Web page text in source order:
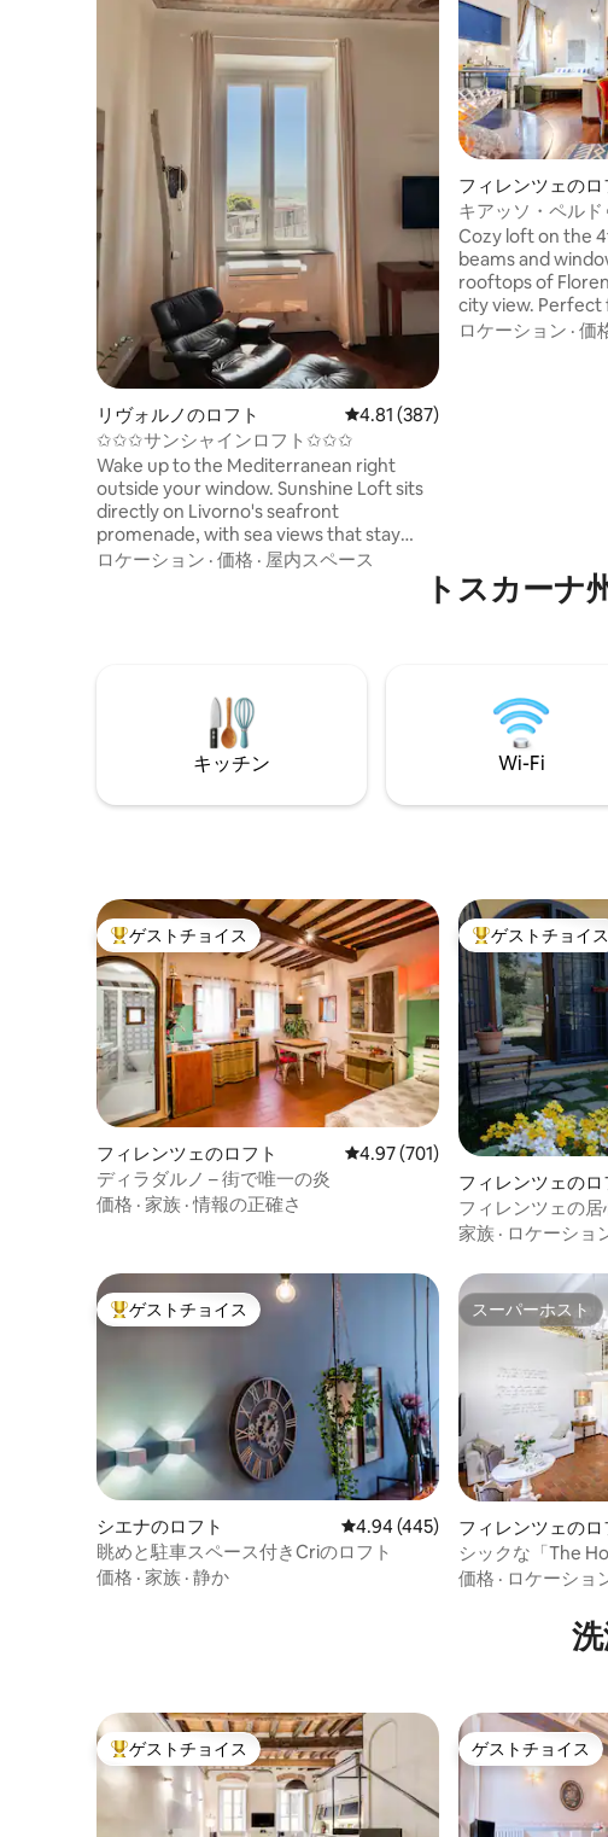
リヴォルノのロフト レビュー387件、5つ星中4.81つ
4.81 (387)
✩✩✩サンシャインロフト✩✩✩
Wake up to the Mediterranean right
outside your window. Sunshine Loft sits
directly on Livorno's seafront
promenade, with sea views that stay
with you from morning to evening.
the city without giving up the charm of
ロケーション · 価格 · 屋内スペース
フィレンツェのロ
キアッソ・ペル
備されたガレージ
Cozy loft on the
beams and
rooftops of
city view.
experience
ロケーション · 価
トスカーナ
キッチン Wi-Fi
大好評のゲストチョイスです。
ゲストチョイス
フィレンツェのロフト レビュー701件、5つ星中4.97つ
4.97 (701)
ディラダルノ – 街で唯一の炎
価格 · 家族 ·情報の正確さ
大好評のゲスト
ゲストチョイス
フィレンツェのロ
フィレンツェの
したアパート
家族 · ロケーショ
大好評のゲストチョイスです。
ゲストチョイス
シエナのロフト レビュー445件、5つ星中4.94つ
4.94 (445)
眺めと駐車スペース付きCriのロフト
価格 · 家族 · 静か
スーパーホスト
スーパーホスト
フィレンツェのロ
シックな「The
街の眺め
価格 · ロケーショ
大好評のゲストチョイスです。
ゲストチョイス ゲストチョイス
ゲストチョイス